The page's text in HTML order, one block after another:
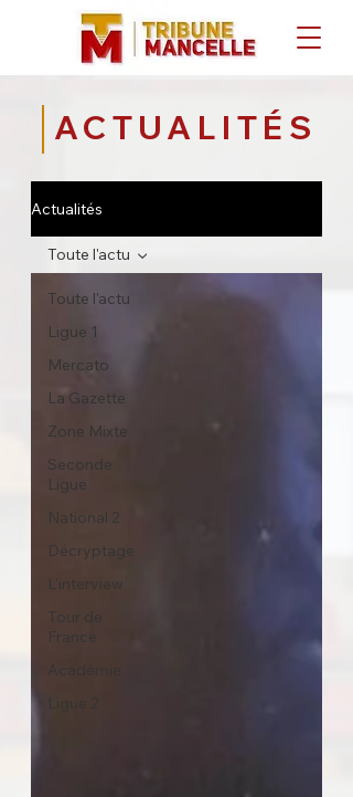
ACTUALITÉS
Actualités
Toute l'actu
Ligue 1
Mercato
La Gazette
Zone Mixte
Seconde
Ligue
National 2
Décryptage
L'interview
Tour de
France
Académie
Ligue 2
Toute l'actu